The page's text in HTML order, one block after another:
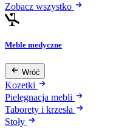
Zobacz wszystko
Meble medyczne
Wróć
Kozetki
Pielęgnacja mebli
Taborety i krzesła
Stoły